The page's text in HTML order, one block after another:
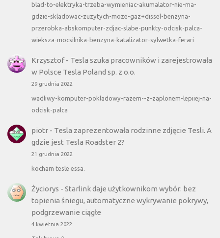
blad-to-elektryka-trzeba-wymieniac-akumalator-nie-ma-
gdzie-skladowac-zuzytych-moze-gaz+dissel-benzyna-
przerobka-abskomputer-zdjac-slabe-punkty-odcisk-palca-
wieksza-mocsilnika-benzyna-katalizator-sylwetka-ferari
Krzysztof- Tesla szuka pracowników i zarejestrowała
w Polsce Tesla Poland sp. z o.o.
29 grudnia 2022
wadliwy-komputer-pokladowy-razem--z-zaplonem-lepiiej-na-
odcisk-palca
piotr- Tesla zaprezentowała rodzinne zdjęcie Tesli. A
gdzie jest Tesla Roadster 2?
21 grudnia 2022
kocham tesle essa.
Życiorys - Starlink daje użytkownikom wybór: bez
topienia śniegu, automatyczne wykrywanie pokrywy,
podgrzewanie ciągłe
4 kwietnia 2022